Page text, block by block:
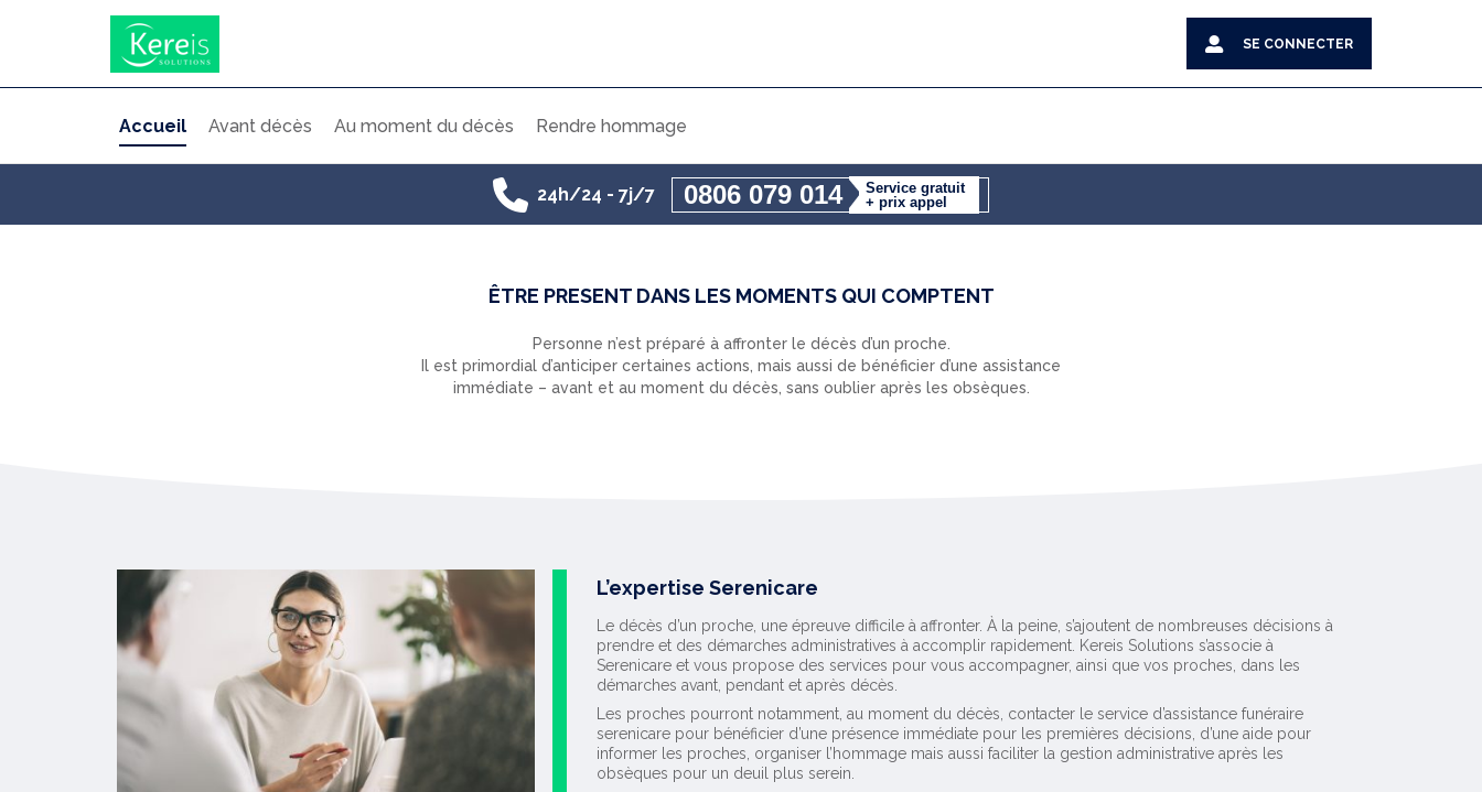
SE CONNECTER
Accueil Avant décès Au moment du décès Rendre hommage
24h/24 - 7j/7 0806 079 014
Service gratuit
+ prix appel
ÊTRE PRESENT DANS LES MOMENTS QUI COMPTENT
Personne n’est préparé à affronter le décès d’un proche.
Il est primordial d’anticiper certaines actions, mais aussi de bénéficier d’une assistance
immédiate – avant et au moment du décès, sans oublier après les obsèques.
L’expertise Serenicare
Le décès d’un proche, une épreuve difficile à affronter. À la peine, s’ajoutent de nombreuses décisions à
prendre et des démarches administratives à accomplir rapidement. Kereis Solutions s’associe à
Serenicare et vous propose des services pour vous accompagner, ainsi que vos proches, dans les
démarches avant, pendant et après décès.
Les proches pourront notamment, au moment du décès, contacter le service d’assistance funéraire
serenicare pour bénéficier d’une présence immédiate pour les premières décisions, d’une aide pour
informer les proches, organiser l’hommage mais aussi faciliter la gestion administrative après les
obsèques pour un deuil plus serein.